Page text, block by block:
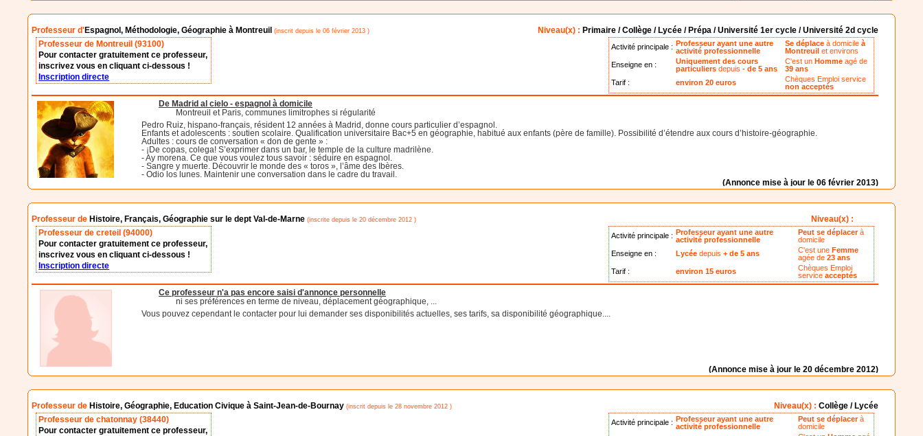
Professeur d'Espagnol, Méthodologie, Géographie à Montreuil (inscrit depuis le 06 février 2013 ) Niveau(x) : Primaire / Collège / Lycée / Prépa / Université 1er cycle / Université 2d cycle
Activité principale : Professeur ayant une autre
activité professionnelle
Se déplaceà domicileà
Montreuil et environs
Enseigne en :
Uniquement des cours
particuliers depuis- de 5 ans
C'est unHomme agé de
39 ans
Tarif :
environ 20 euros
Chèques Emploi service
non acceptés
Professeur de Montreuil (93100)
Pour contacter gratuitement ce professeur,
inscrivez vous en cliquant ci-dessous !
Inscription directe
De Madrid al cielo - espagnol à domicile
Montreuil et Paris, communes limitrophes si régularité
Pedro Ruiz, hispano-français, résident 12 années à Madrid, donne cours particulier d’espagnol.
Enfants et adolescents : soutien scolaire. Qualification universitaire Bac+5 en géographie, habitué aux enfants (père de famille). Possibilité d’étendre aux cours d’histoire-géographie.
Adultes : cours de conversation « don de gente » :
- ¡De copas, colega! S’exprimer dans un bar, le temple de la culture madrilène.
- Ay morena. Ce que vous voulez tous savoir : séduire en espagnol.
- Sangre y muerte. Découvrir le monde des « toros », l’âme des Ibères.
- Odio los lunes. Maintenir une conversation dans le cadre du travail.
(Annonce mise à jour le 06 février 2013)
Professeur deHistoire, Français, Géographie sur le dept Val-de-Marne (inscrite depuis le 20 décembre 2012 ) Niveau(x) :
Activité principale : Professeur ayant une autre
activité professionnelle
Peut se déplacerà
domicile
Enseigne en :
Lycée depuis+ de 5 ans C'est uneFemme
agée de23 ans
Tarif :
environ 15 euros
Chèques Emploi
serviceacceptés
Professeur de creteil (94000)
Pour contacter gratuitement ce professeur,
inscrivez vous en cliquant ci-dessous !
Inscription directe
Ce professeur n'a pas encore saisi d'annonce personnelle
ni ses préférences en terme de niveau, déplacement géographique, ...
Vous pouvez cependant le contacter pour lui demander ses disponibilités actuelles, ses tarifs, sa disponibilité géographique....
(Annonce mise à jour le 20 décembre 2012)
Professeur deHistoire, Géographie, Education Civique à Saint-Jean-de-Bournay (inscrit depuis le 28 novembre 2012 ) Niveau(x) : Collège / Lycée
Activité principale : Professeur ayant une autre
activité professionnelle
Peut se déplacerà
domicile
Professeur de chatonnay (38440)
Pour contacter gratuitement ce professeur,